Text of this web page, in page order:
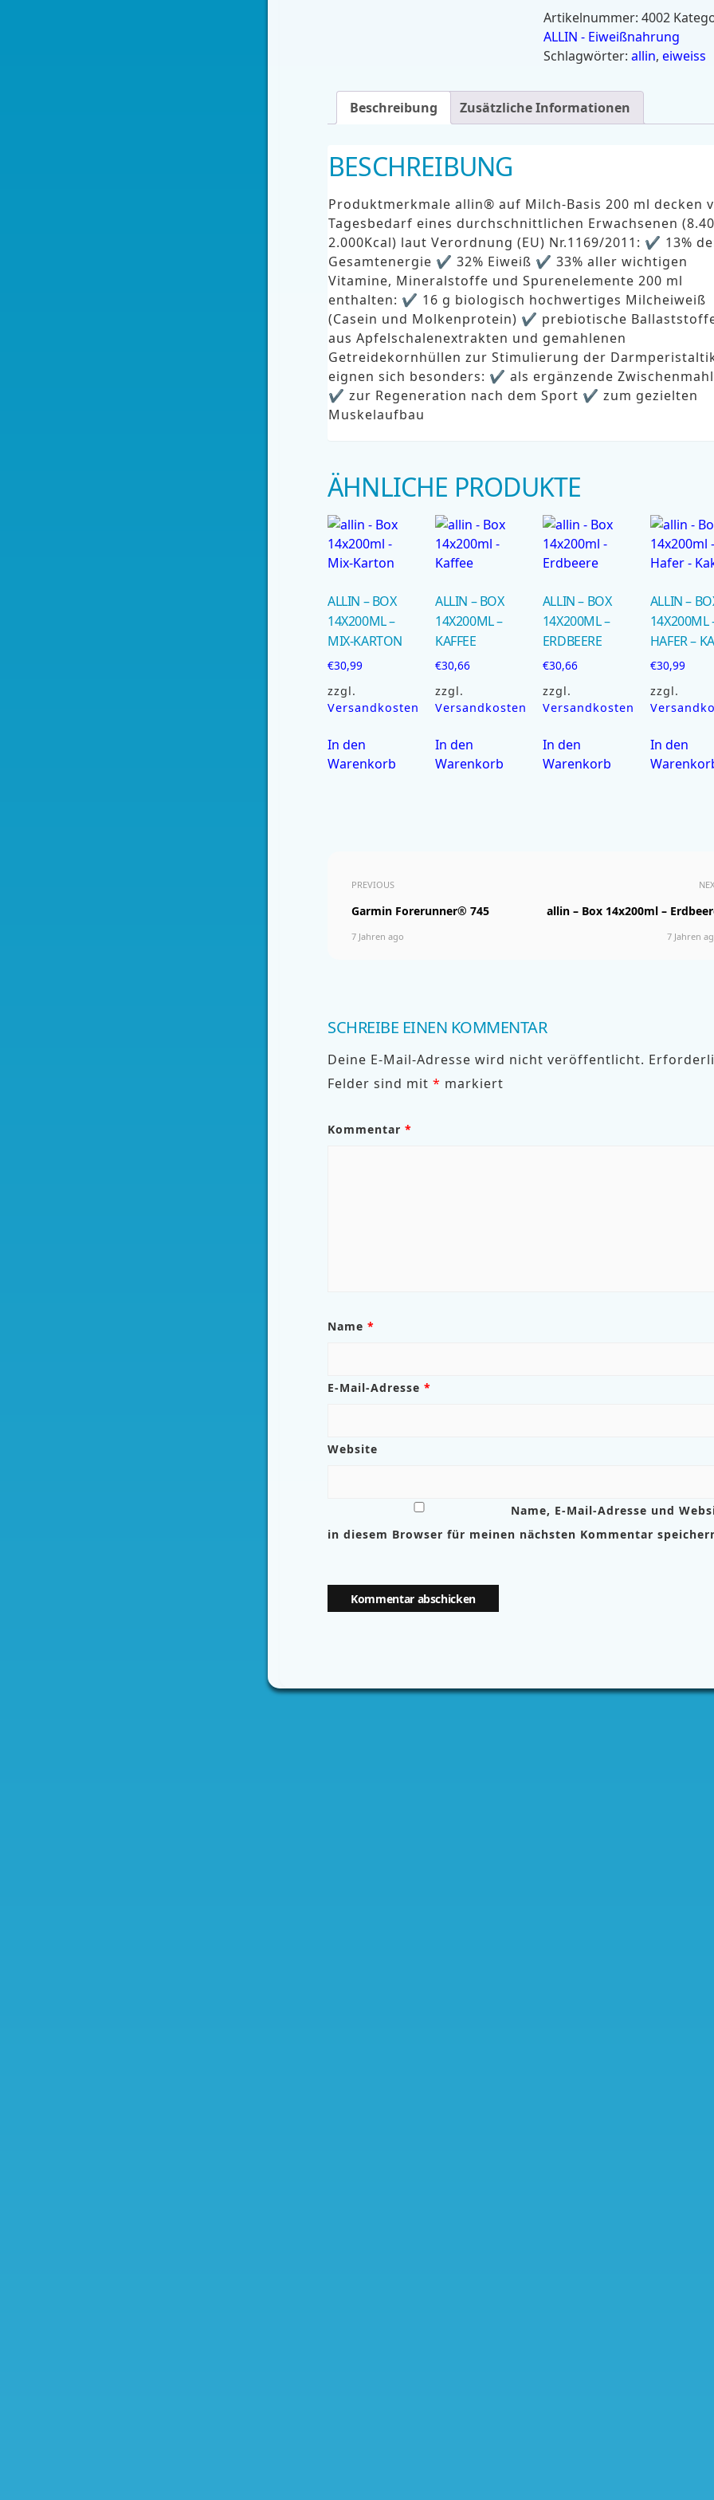
Artikelnummer:4002
ALLIN - Eiweißnahrung
Schlagwörter:allin,eiweiss
Beschreibung Zusätzliche Informationen
BESCHREIBUNG
Produktmerkmale allin® auf Milch-Basis 200 ml decken
Tagesbedarf eines durchschnittlichen Erwachsenen
2.000Kcal) laut Verordnung (EU) Nr.1169/2011: ✔ 13%
Gesamtenergie ✔ 32% Eiweiß ✔ 33% aller wichtigen
Vitamine, Mineralstoffe und Spurenelemente 200 ml
enthalten: ✔ 16 g biologisch hochwertiges Milcheiweiß
(Casein und Molkenprotein) ✔ prebiotische
aus Apfelschalenextrakten und gemahlenen
Getreidekornhüllen zur Stimulierung der
eignen sich besonders: ✔ als ergänzende
✔ zur Regeneration nach dem Sport ✔ zum gezielten
Muskelaufbau
ÄHNLICHE PRODUKTE
ALLIN – BOX
14X200ML –
MIX-KARTON
€30,99
zzgl.
Versandkosten
In den
Warenkorb
ALLIN – BOX
14X200ML –
KAFFEE
€30,66
zzgl.
Versandkosten
In den
Warenkorb
ALLIN – BOX
14X200ML –
ERDBEERE
€30,66
zzgl.
Versandkosten
In den
Warenkorb
ALLIN –
14X200ML
HAFER –
€30,99
zzgl.
In den
PREVIOUS
Garmin Forerunner® 745
7 Jahren ago
allin – Box 14x200ml –
7 Jahren
SCHREIBE EINEN KOMMENTAR
Deine E-Mail-Adresse wird nicht veröffentlicht.
Felder sind mit * markiert
Kommentar *
Name *
E-Mail-Adresse *
Website
Name, E-Mail-Adresse und
in diesem Browser für meinen nächsten Kommentar